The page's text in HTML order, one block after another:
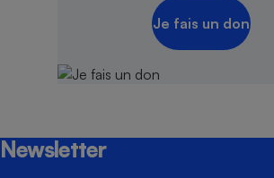
Je fais un don
Newsletter